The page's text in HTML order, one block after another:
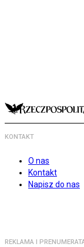
KONTAKT
O nas
Kontakt
Napisz do nas
REKLAMA I